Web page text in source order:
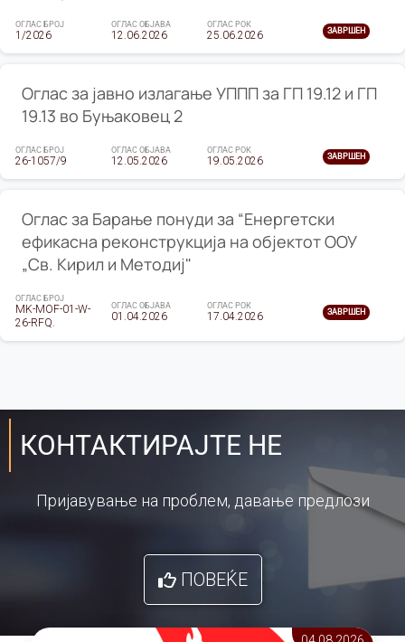
ОГЛАС БРОЈ
1/2026
ОГЛАС ОБЈАВА
12.06.2026
ОГЛАС РОК
25.06.2026 ЗАВРШЕН
Оглас за јавно излагање УППП за ГП 19.12 и ГП
19.13 во Буњаковец 2
ОГЛАС БРОЈ
26-1057/9
ОГЛАС ОБЈАВА
12.05.2026
ОГЛАС РОК
19.05.2026 ЗАВРШЕН
Оглас за Барање понуди за “Енергетски
ефикасна реконструкција на објектот ООУ
„Св. Кирил и Методиј"
ОГЛАС БРОЈ
MK-MOF-01-W-
26-RFQ.
ОГЛАС ОБЈАВА
01.04.2026
ОГЛАС РОК
17.04.2026 ЗАВРШЕН
КОНТАКТИРАЈТЕ НЕ
Пријавување на проблем, давање предлози
ПОВЕЌЕ